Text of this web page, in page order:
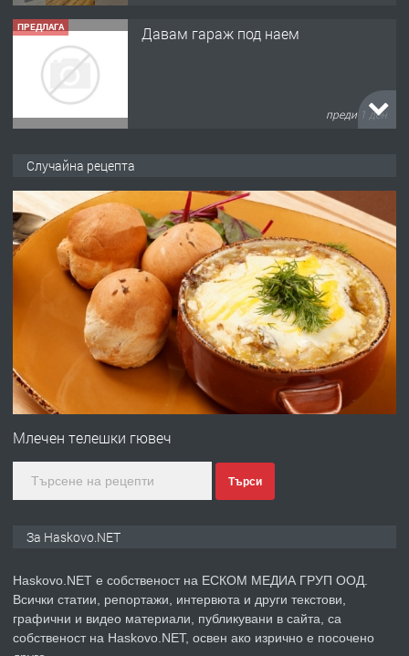
ПРЕДЛАГА Давам гараж под наем
преди 1 ден
градската градина!
преди 1 ден
ПРЕДЛАГА
ПРОСТОРЕН ТРИСТАЕН
АПАРТАМЕНТ В НОВА СГРАДА КВ.
КУБА
преди 2 дни
ПРЕДЛАГА
Продавам парцел в гр. Хасково кв.
асфалт 0889 537 426
преди 2 дни
ПРЕДЛАГА №4119 Едностаен обзаведен
Случайна рецепта
Млечен телешки гювеч
Търси
За Haskovo.NET
Haskovo.NET е собственост на ЕСКОМ МЕДИА ГРУП ООД.
Всички статии, репортажи, интервюта и други текстови,
графични и видео материали, публикувани в сайта, са
собственост на Haskovo.NET, освен ако изрично е посочено